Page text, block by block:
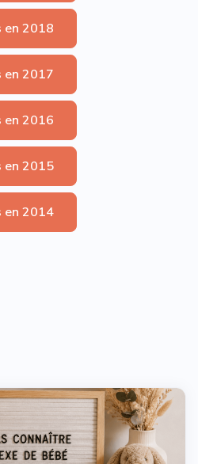
en 2018
en 2017
en 2016
en 2015
en 2014